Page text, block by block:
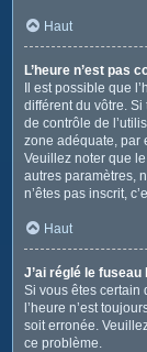
Haut
L’heure n’est pas
Il est possible que
différent du vôtre.
de contrôle de
zone adéquate, par
Veuillez noter que
autres paramètres,
n’êtes pas inscrit,
Haut
J’ai réglé le
Si vous êtes certain
l’heure n’est
soit erronée.
ce problème.